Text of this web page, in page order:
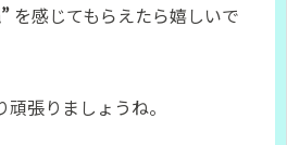
を感じてもらえたら嬉しいで
張りましょうね。